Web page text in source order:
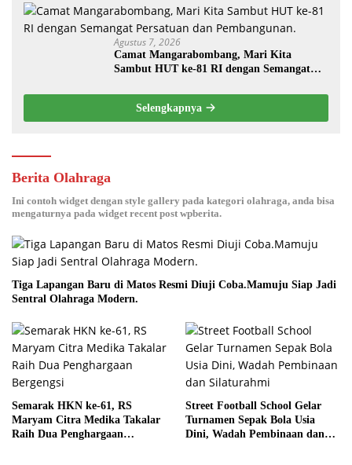
Agustus 7, 2026
Camat Mangarabombang, Mari Kita
Sambut HUT ke-81 RI dengan Semangat
Selengkapnya
Berita Olahraga
Ini contoh widget dengan style gallery pada kategori olahraga, anda bisa
mengaturnya pada widget recent post wpberita.
Tiga Lapangan Baru di Matos Resmi Diuji Coba.Mamuju Siap Jadi
Sentral Olahraga Modern.
Semarak HKN ke-61, RS
Maryam Citra Medika Takalar
Raih Dua Penghargaan
Street Football School Gelar
Turnamen Sepak Bola Usia
Dini, Wadah Pembinaan dan